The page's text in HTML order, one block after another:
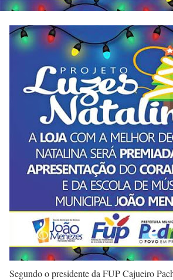
Segundo o presidente da FUP Cajueiro